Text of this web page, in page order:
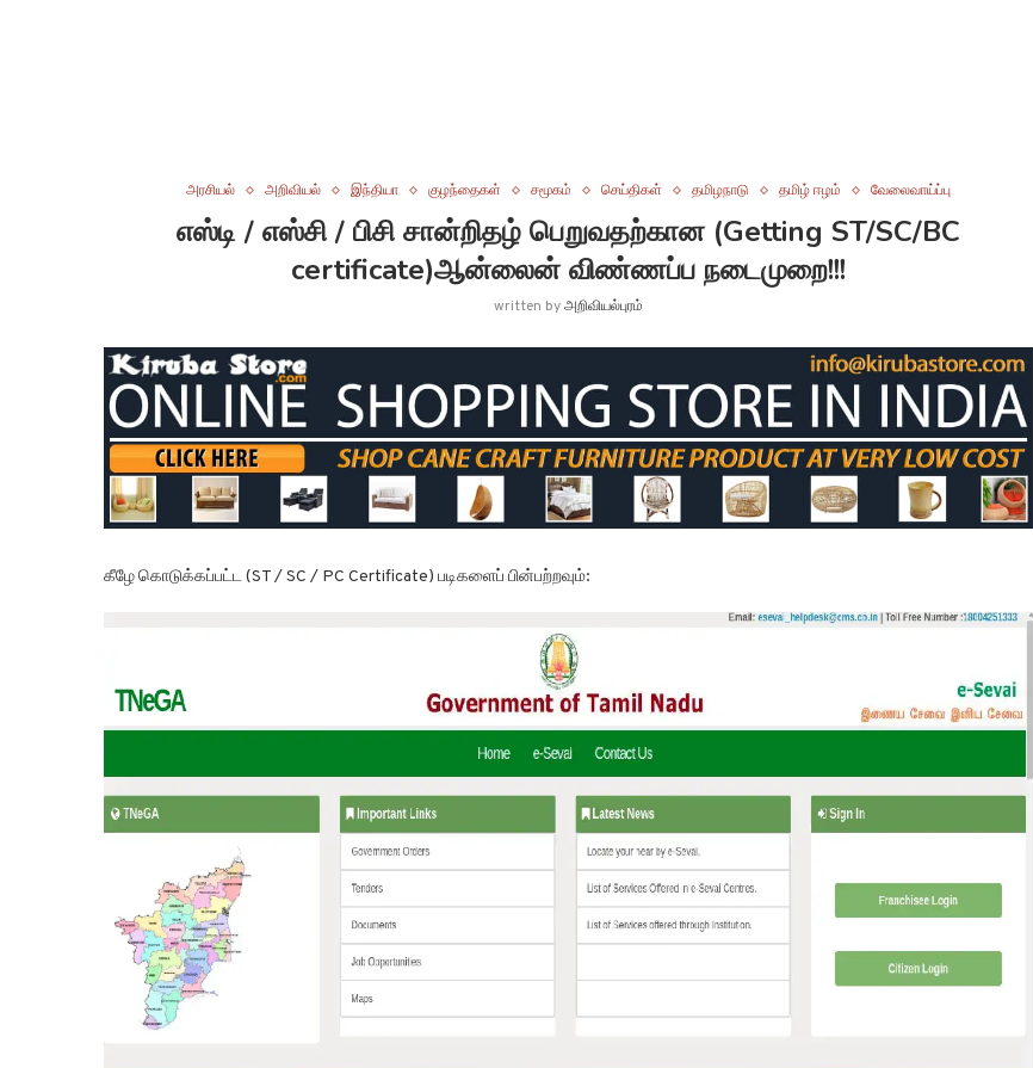
அரசியல் அறிவியல் இந்தியா குழந்தைகள் சமூகம் செய்திகள் தமிழநாடு தமிழ் ஈழம் வேலைவாய்ப்பு
எஸ்டி / எஸ்சி / பிசி சான்றிதழ் பெறுவதற்கான (Getting ST/SC/BC
certificate)ஆன்லைன் விண்ணப்ப நடைமுறை!!!
written byஅறிவியல்புரம்
கீழே கொடுக்கப்பட்ட (ST / SC / PC Certificate) படிகளைப் பின்பற்றவும்: